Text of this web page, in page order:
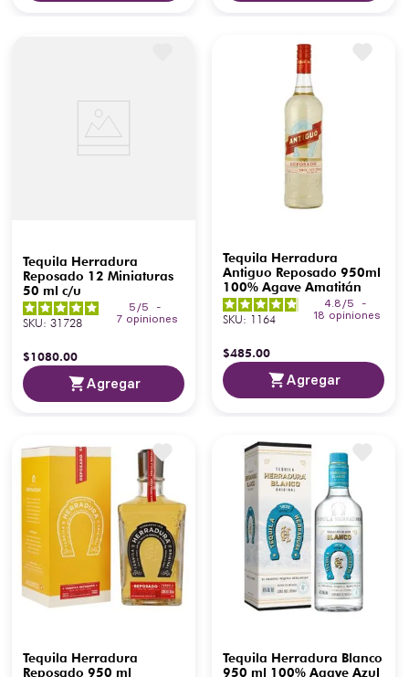
Tequila Herradura
Reposado 12 Miniaturas
50 ml c/u
5 /5
-
7 opiniones
SKU: 31728
$1080.00
Agregar
Tequila Herradura
Antiguo Reposado 950ml
100% Agave Amatitán
4.8 /5
-
18 opiniones
SKU: 1164
$485.00
Agregar
Tequila Herradura
Reposado 950 ml
Tequila Herradura Blanco
950 ml 100% Agave Azul